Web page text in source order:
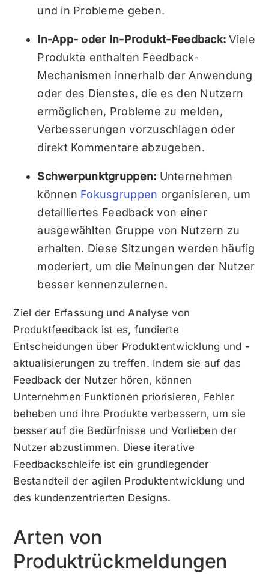
und in Probleme geben.
In-App- oder In-Produkt-Feedback:Viele
Produkte enthalten Feedback-
Mechanismen innerhalb der Anwendung
oder des Dienstes, die es den Nutzern
ermöglichen, Probleme zu melden,
Verbesserungen vorzuschlagen oder
direkt Kommentare abzugeben.
Schwerpunktgruppen: Unternehmen
können Fokusgruppen organisieren, um
detailliertes Feedback von einer
ausgewählten Gruppe von Nutzern zu
erhalten. Diese Sitzungen werden häufig
moderiert, um die Meinungen der Nutzer
besser kennenzulernen.
Ziel der Erfassung und Analyse von
Produktfeedback ist es, fundierte
Entscheidungen über Produktentwicklung und -
aktualisierungen zu treffen. Indem sie auf das
Feedback der Nutzer hören, können
Unternehmen Funktionen priorisieren, Fehler
beheben und ihre Produkte verbessern, um sie
besser auf die Bedürfnisse und Vorlieben der
Nutzer abzustimmen. Diese iterative
Feedbackschleife ist ein grundlegender
Bestandteil der agilen Produktentwicklung und
des kundenzentrierten Designs.
Arten von
Produktrückmeldungen